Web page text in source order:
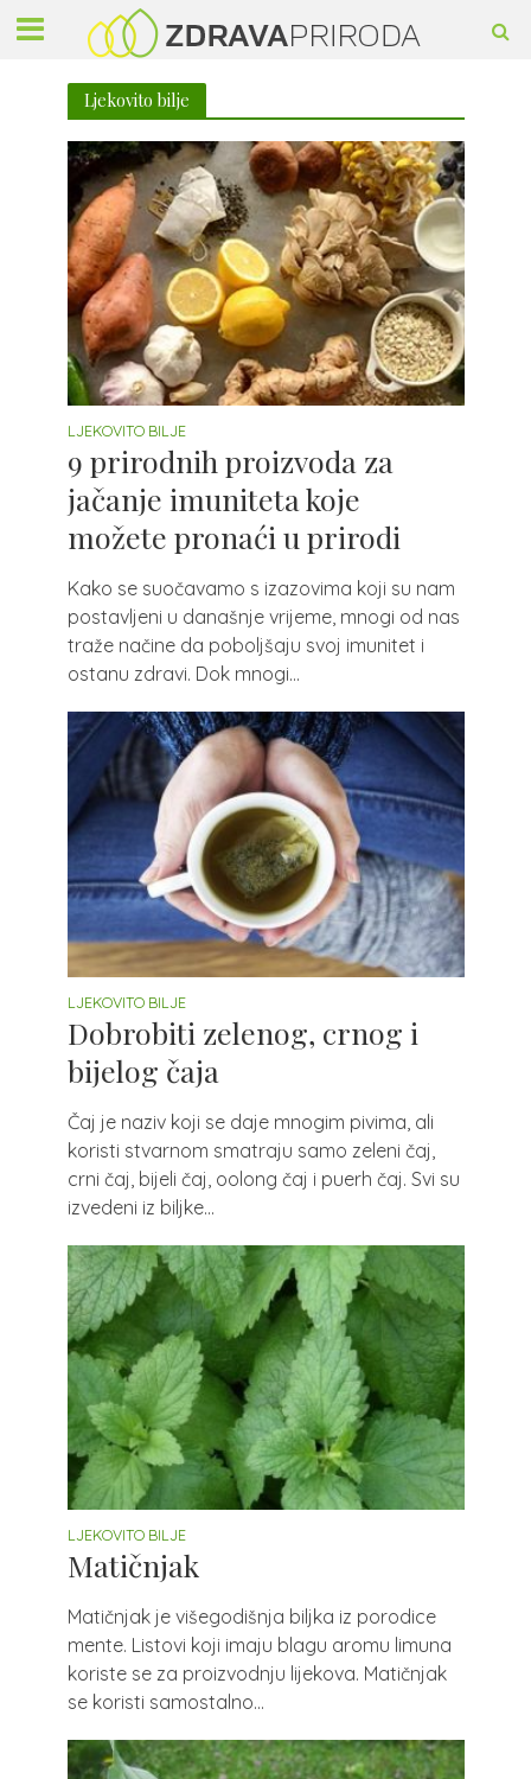
Ljekovito bilje
LJEKOVITO BILJE
9 prirodnih proizvoda za
jačanje imuniteta koje
možete pronaći u prirodi
Kako se suočavamo s izazovima koji su nam
postavljeni u današnje vrijeme, mnogi od nas
traže načine da poboljšaju svoj imunitet i
ostanu zdravi. Dok mnogi...
LJEKOVITO BILJE
Dobrobiti zelenog, crnog i
bijelog čaja
Čaj je naziv koji se daje mnogim pivima, ali
koristi stvarnom smatraju samo zeleni čaj,
crni čaj, bijeli čaj, oolong čaj i puerh čaj. Svi su
izvedeni iz biljke...
LJEKOVITO BILJE
Matičnjak
Matičnjak je višegodišnja biljka iz porodice
mente. Listovi koji imaju blagu aromu limuna
koriste se za proizvodnju lijekova. Matičnjak
se koristi samostalno...